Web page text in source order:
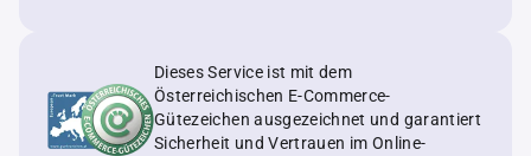
Dieses Service ist mit dem
Österreichischen E-Commerce-
Gütezeichen ausgezeichnet und garantiert
Sicherheit und Vertrauen im Online-